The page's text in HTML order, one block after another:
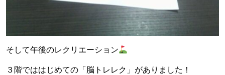
そして午後のレクリエーション
３階でははじめての「脳トレレク」がありました！